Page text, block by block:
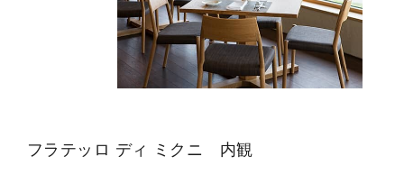
フラテッロ ディ ミクニ 内観